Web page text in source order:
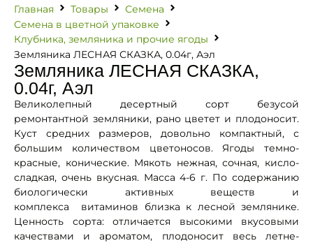
Главная Товары
Семена
Семена в цветной упаковке
Клубника, земляника и прочие ягоды
Земляника ЛЕСНАЯ СКАЗКА, 0.04г, Аэл
Земляника ЛЕСНАЯ СКАЗКА,
0.04г, Аэл
Великолепный десертный сорт безусой
ремонтантной земляники, рано цветет и плодоносит.
Куст средних размеров, довольно компактный, с
большим количеством цветоносов. Ягоды темно-
красные, конические. Мякоть нежная, сочная, кисло-
сладкая, очень вкусная. Масса 4-6 г. По содержанию
биологически активных веществ и
комплекса витаминов близка к лесной землянике.
Ценность сорта: отличается высокими вкусовыми
качествами и ароматом, плодоносит весь летне-